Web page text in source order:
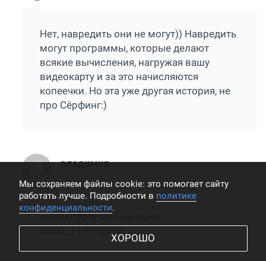
Нет, навредить они не могут)) Навредить
могут программы, которые делают
всякие вычисления, нагружая вашу
видеокарту и за это начисляются
копеечки. Но эта уже другая история, не
про Сёрфинг:)
владимир
скинь прогу мне на ящик
zakaz_11@mail.ru
Мы cохраняем файлы cookie: это помогает сайту
работать лучше. Подробности в политике
конфиденциальности.
ХОРОШО